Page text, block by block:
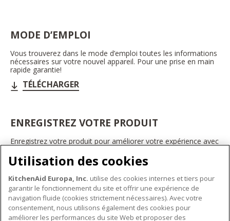
MODE D’EMPLOI
Vous trouverez dans le mode d’emploi toutes les informations
nécessaires sur votre nouvel appareil. Pour une prise en main
rapide garantie!
TÉLÉCHARGER
ENREGISTREZ VOTRE PRODUIT
Enregistrez votre produit pour améliorer votre expérience avec
bénéficier d'offres et de promotions exclusives, recevoir des
conseils et des astuces, et bien plus encore.
INSCRIVEZ-VOUS DÈS À PRÉSENT
Utilisation des cookies
KitchenAid Europa, Inc. utilise des cookies internes et tiers pour
garantir le fonctionnement du site et offrir une expérience de
navigation fluide (cookies strictement nécessaires). Avec votre
consentement, nous utilisons également des cookies pour
améliorer les performances du site Web et proposer des